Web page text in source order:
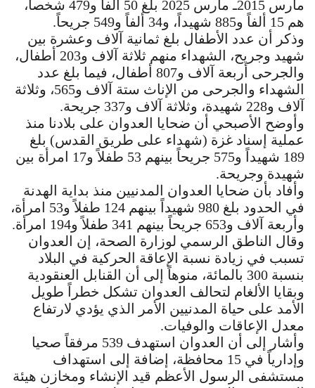
مارس 2015ـ مارس 2025 بلغ 50 ألفاً و479 شخصاً،
هم 15 ألفاً و885 شهيداً، و34 ألفاً و549 جريحاً.
وذكر أن عدد الأطفال بلغ ثمانية آلاف وعشرة بين
شهيد وجريح، الشهداء منهم ثلاثة آلاف و203 أطفال،
والجرحى أربعة آلاف و807 أطفال، فيما بلغ عدد
الشهداء والجرحى من الإناث ستة آلاف و565، وثلاثة
آلاف و228 شهيدة، وثلاثة آلاف و337 جريحة.
وأوضح الأصبحي أن ضحايا العدوان على بلادنا منذ
عملية إسناد غزة (شهداء على طريق القدس) بلغ
189 شهيداً و575 جريحاً بينهم 53 طفلاً و17 امرأة بين
شهيدة وجريحة.
وأفاد بأن ضحايا العدوان المدنيين منذ بداية الهدنة
في الحدود بلغ 980 شهيداً بينهم 124 طفلاً و53 امرأة،
وأربعة آلاف و653 جريحاً بينهم 341 طفلاً و194 امرأة.
وقال الناطق الرسمي لوزارة الصحة، إن العدوان
تسبب في زيادة نسبة الإعاقة الحركية في البلاد
بنسبة 300 بالمائة، منوهاً إلى أن القنابل العنقودية
وبقايا الألغام لتحالف العدوان تشكل خطراً طويل
الأمد على حياة المدنيين الأمر الذي يؤدي لارتفاع
معدل الإعاقات والوفيات.
وأشار إلى أن العدوان استهدف 539 مرفقاً صحيا
وإدارياً في 15 محافظة، إضافة إلى استهداف
مستشفى الرسول الأعظم قيد الإنشاء ومخازن هيئة